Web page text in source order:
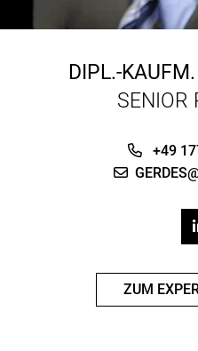
DIPL.-KAUFM.
SENIOR
+49
ZUM